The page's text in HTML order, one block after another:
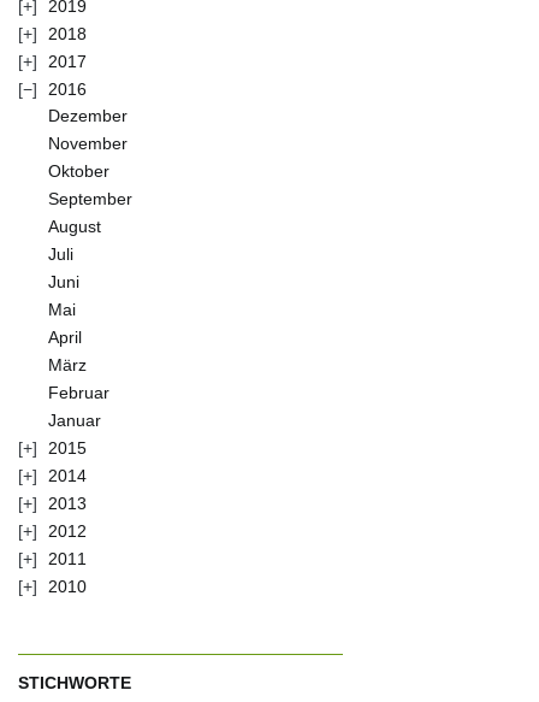
2019
2018
2017
2016
Dezember
November
Oktober
September
August
Juli
Juni
Mai
April
März
Februar
Januar
2015
2014
2013
2012
2011
2010
STICHWORTE